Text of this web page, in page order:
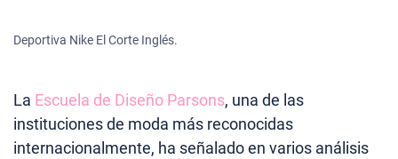
Deportiva Nike El Corte Inglés.
La Escuela de Diseño Parsons, una de las
instituciones de moda más reconocidas
internacionalmente, ha señalado en varios análisis